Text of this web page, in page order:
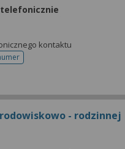
kontaktu
do rejestracji
- rodzinnej